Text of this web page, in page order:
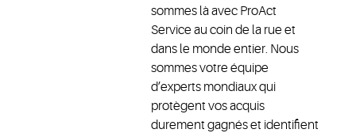
sommes là avec ProAct
Service au coin de la rue et
dans le monde entier. Nous
sommes votre équipe
d’experts mondiaux qui
protègent vos acquis
durement gagnés et identifient